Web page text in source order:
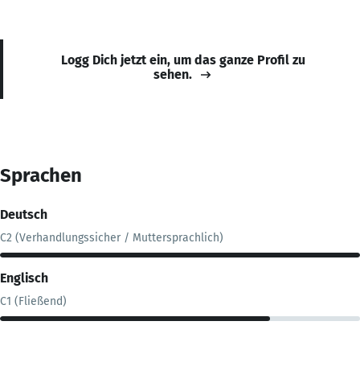
Logg Dich jetzt ein, um das ganze Profil zu
sehen.
Sprachen
Deutsch
C2 (Verhandlungssicher / Muttersprachlich)
Englisch
C1 (Fließend)